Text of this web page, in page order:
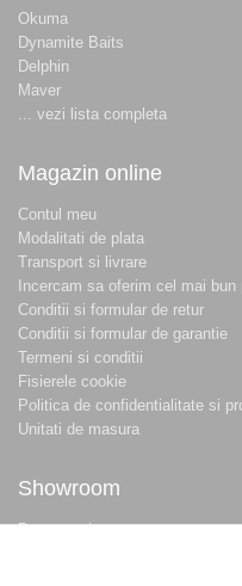
Okuma
Dynamite Baits
Delphin
Maver
... vezi lista completa
Magazin online
Contul meu
Modalitati de plata
Transport si livrare
Incercam sa oferim cel mai bun
Conditii si formular de retur
Conditii si formular de garantie
Termeni si conditii
Fisierele cookie
Politica de confidentialitate si
Unitati de masura
Showroom
Despre noi